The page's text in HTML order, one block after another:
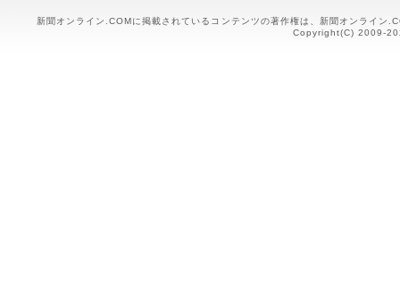
新聞オンライン.COMに掲載されているコンテンツの著作権は、新聞オンライン
Copyright(C) 2009-